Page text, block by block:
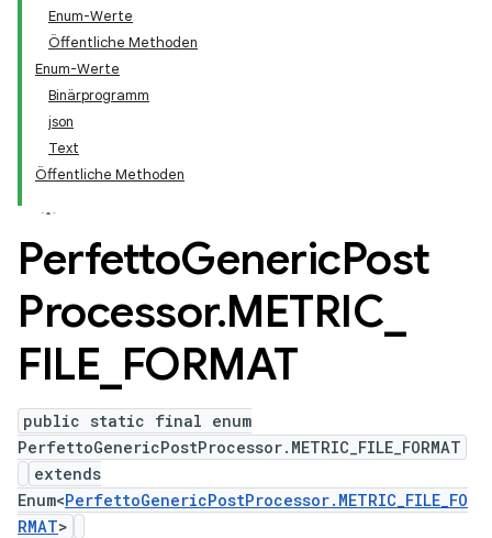
Enum-Werte
Öffentliche Methoden
Enum-Werte
Binärprogramm
json
Text
Öffentliche Methoden
PerfettoGenericPost
Processor.METRIC
FILE FORMAT
public static final enum
PerfettoGenericPostProcessor.METRIC_FILE_FORMAT
extends
Enum<PerfettoGenericPostProcessor.METRIC_FILE_FO
RMAT>